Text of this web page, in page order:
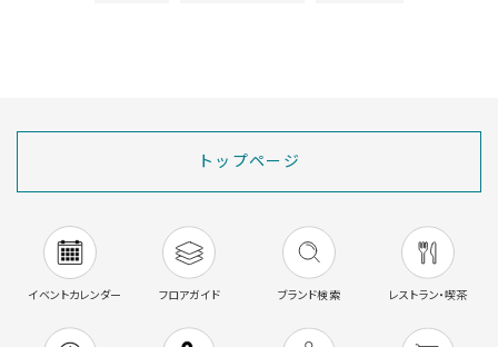
トップページ
イベントカレンダー フロアガイド ブランド検索 レストラン・喫茶